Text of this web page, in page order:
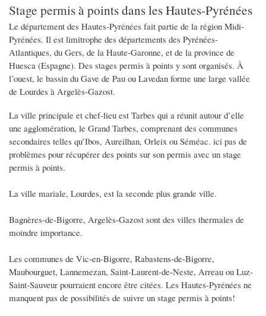
Stage permis à points dans les Hautes-Pyrénées
Le département des Hautes-Pyrénées fait partie de la région Midi-
Pyrénées. Il est limitrophe des départements des Pyrénées-
Atlantiques, du Gers, de la Haute-Garonne, et de la province de
Huesca (Espagne). Des stages permis à points y sont organisés. À
l’ouest, le bassin du Gave de Pau ou Lavedan forme une large vallée
de Lourdes à Argelès-Gazost.
La ville principale et chef-lieu est Tarbes qui a réunit autour d’elle
une agglomération, le Grand Tarbes, comprenant des communes
secondaires telles qu’Ibos, Aureilhan, Orleix ou Séméac. ici pas de
problèmes pour récupérer des points sur son permis avec un stage
permis à points.
La ville mariale, Lourdes, est la seconde plus grande ville.
Bagnères-de-Bigorre, Argelès-Gazost sont des villes thermales de
moindre importance.
Les communes de Vic-en-Bigorre, Rabastens-de-Bigorre,
Maubourguet, Lannemezan, Saint-Laurent-de-Neste, Arreau ou Luz-
Saint-Sauveur pourraient encore être citées. Les Hautes-Pyrénées ne
manquent pas de possibilités de suivre un stage permis à points!